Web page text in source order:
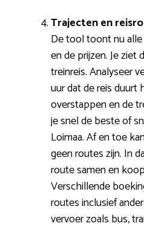
Trajecten en
De tool toont nu
en de prijzen. Je
treinreis. Analyseer
uur dat de reis duurt
overstappen en de
je snel de beste of
Loimaa. Af en toe
geen routes zijn. In
route samen en
Verschillende
routes inclusief
vervoer zoals bus,